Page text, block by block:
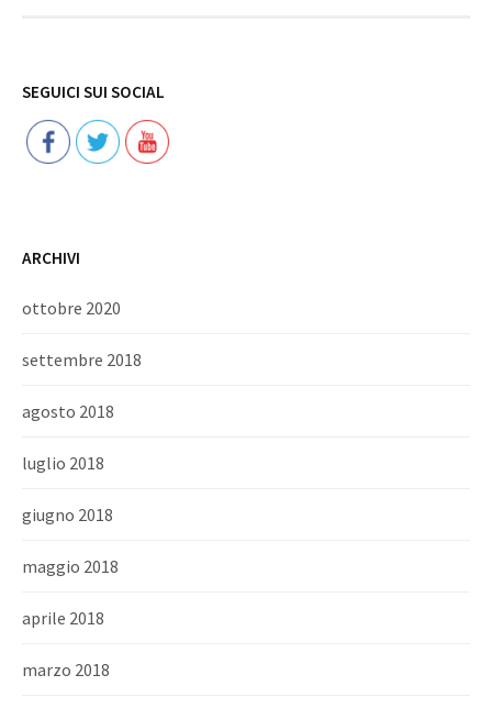
SEGUICI SUI SOCIAL
ARCHIVI
ottobre 2020
settembre 2018
agosto 2018
luglio 2018
giugno 2018
maggio 2018
aprile 2018
marzo 2018